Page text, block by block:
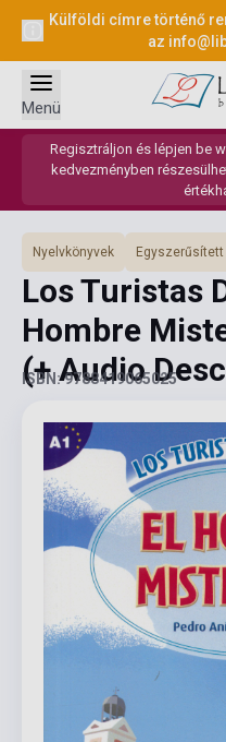
Külföldi címre történő
az
Regisztráljon és lépjen be
kedvezményben
Menü
Nyelvkönyvek
Los Turistas
Hombre
(+ Audio
ISBN: 9788419065025